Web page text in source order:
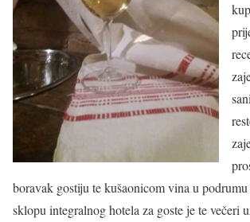
boravak gostiju te kušaonicom vina u
sklopu integralnog hotela za goste je te večeri